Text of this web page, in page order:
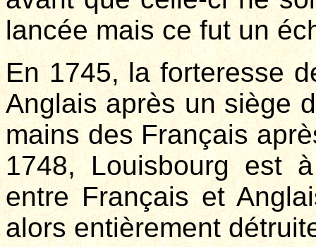
lancée mais ce fut un
En 1745, la forteresse
Anglais après un siège
mains des Français
1748, Louisbourg est
entre Français et
alors entièrement